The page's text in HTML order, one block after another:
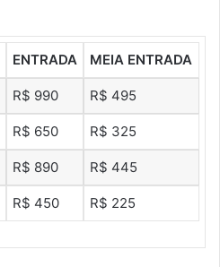
ENTRADA MEIA ENTRADA
R$ 990 R$ 495
R$ 650 R$ 325
R$ 890 R$ 445
R$ 450 R$ 225